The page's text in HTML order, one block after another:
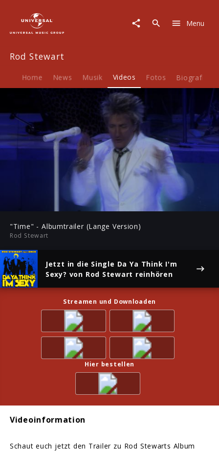
Video
"Time"
Albumtrailer
(Lange
Menu
Rod Stewart
Home News Musik Videos Fotos Biografie
Mute
Play
"Time" - Albumtrailer (Lange Version)
Rod Stewart
Jetzt in die Single Da Ya Think I'm
Sexy? von Rod Stewart reinhören
Streamen und Downloaden
Hier bestellen
Videoinformation
Schaut euch jetzt den Trailer zu Rod Stewarts Album